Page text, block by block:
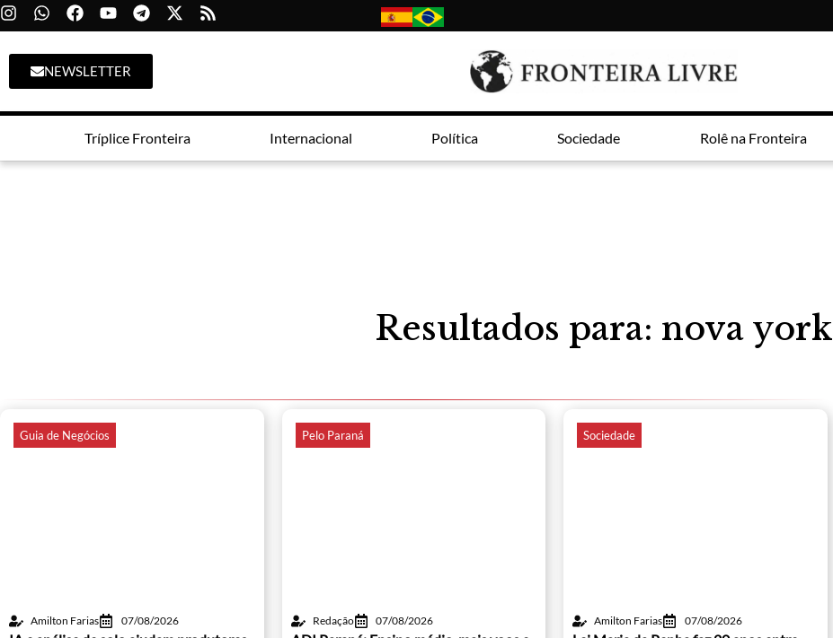
NEWSLETTER
Tríplice Fronteira Internacional Política Sociedade Rolê na Fronteira
Resultados para: nova york
Guia de Negócios
Amilton Farias 07/08/2026
Pelo Paraná
Redação 07/08/2026
Sociedade
Amilton Farias 07/08/2026